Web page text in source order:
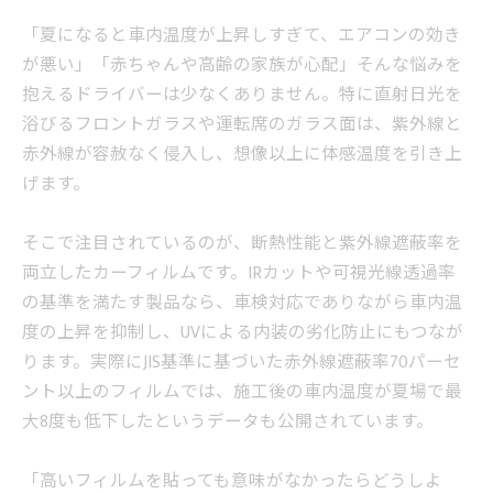
「夏になると車内温度が上昇しすぎて、エアコンの効き
が悪い」「赤ちゃんや高齢の家族が心配」そんな悩みを
抱えるドライバーは少なくありません。特に直射日光を
浴びるフロントガラスや運転席のガラス面は、紫外線と
赤外線が容赦なく侵入し、想像以上に体感温度を引き上
げます。
そこで注目されているのが、断熱性能と紫外線遮蔽率を
両立したカーフィルムです。IRカットや可視光線透過率
の基準を満たす製品なら、車検対応でありながら車内温
度の上昇を抑制し、UVによる内装の劣化防止にもつなが
ります。実際にJIS基準に基づいた赤外線遮蔽率70パーセ
ント以上のフィルムでは、施工後の車内温度が夏場で最
大8度も低下したというデータも公開されています。
「高いフィルムを貼っても意味がなかったらどうしよ